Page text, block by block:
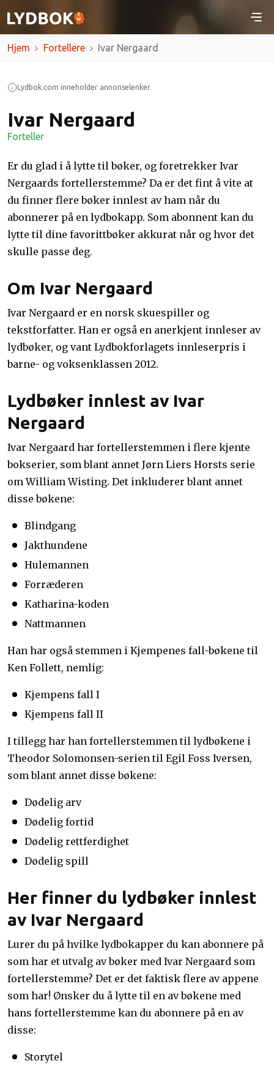
Hjem Fortellere Ivar Nergaard
Lydbok.com inneholder annonselenker.
Ivar Nergaard
Forteller
Er du glad i å lytte til bøker, og foretrekker Ivar
Nergaards fortellerstemme? Da er det fint å vite at
du finner flere bøker innlest av ham når du
abonnerer på en lydbokapp. Som abonnent kan du
lytte til dine favorittbøker akkurat når og hvor det
skulle passe deg.
Om Ivar Nergaard
Ivar Nergaard er en norsk skuespiller og
tekstforfatter. Han er også en anerkjent innleser av
lydbøker, og vant Lydbokforlagets innleserpris i
barne- og voksenklassen 2012.
Lydbøker innlest av Ivar
Nergaard
Ivar Nergaard har fortellerstemmen i flere kjente
bokserier, som blant annet Jørn Liers Horsts serie
om William Wisting. Det inkluderer blant annet
disse bøkene:
Blindgang
Jakthundene
Hulemannen
Forræderen
Katharina-koden
Nattmannen
Han har også stemmen i Kjempenes fall-bøkene til
Ken Follett, nemlig:
Kjempens fall I
Kjempens fall II
I tillegg har han fortellerstemmen til lydbøkene i
Theodor Solomonsen-serien til Egil Foss Iversen,
som blant annet disse bøkene:
Dødelig arv
Dødelig fortid
Dødelig rettferdighet
Dødelig spill
Her finner du lydbøker innlest
av Ivar Nergaard
Lurer du på hvilke lydbokapper du kan abonnere på
som har et utvalg av bøker med Ivar Nergaard som
fortellerstemme? Det er det faktisk flere av appene
som har! Ønsker du å lytte til en av bøkene med
hans fortellerstemme kan du abonnere på en av
disse:
Storytel